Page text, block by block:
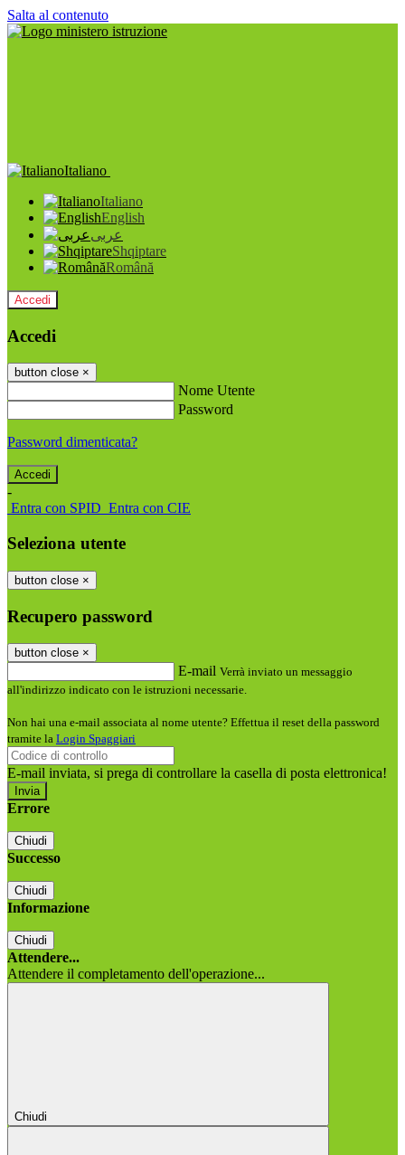
Salta al contenuto
Italiano
Italiano
English
عربى
Shqiptare
Română
Accedi
Accedi
button close ×
Nome Utente
Password
Password dimenticata?
-
Entra con SPID Entra con CIE
Seleziona utente
button close ×
Recupero password
button close ×
E-mail Verrà inviato un messaggio
all'indirizzo indicato con le istruzioni necessarie.
Non hai una e-mail associata al nome utente? Effettua il reset della password
tramite la Login Spaggiari
E-mail inviata, si prega di controllare la casella di posta elettronica!
Errore
Chiudi
Successo
Chiudi
Informazione
Chiudi
Attendere...
Attendere il completamento dell'operazione...
Chiudi